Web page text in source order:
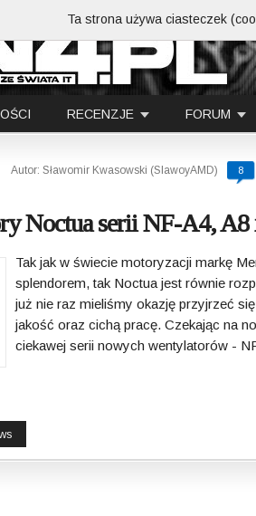
RECENZJE FORUM
Autor: Sławomir Kwasowski (SlawoyAMD) 8
Noctua serii NF-A4, A8
Tak jak w świecie motoryzacji markę
splendorem, tak Noctua jest równie
już nie raz mieliśmy okazję przyjrzeć
jakość oraz cichą pracę. Czekając na
ciekawej serii nowych wentylatorów -
Ta strona używa ciasteczek